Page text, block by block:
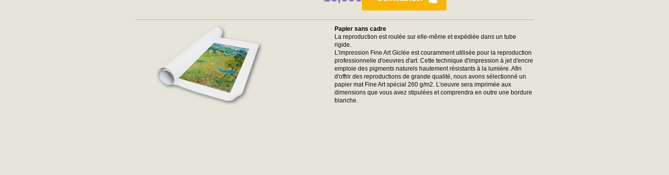
Papier sans cadre
La reproduction est roulée sur elle-même et expédiée dans un tube
rigide.
L'impression Fine Art Giclée est couramment utilisée pour la reproduction
professionnelle d'oeuvres d'art. Cette technique d'impression à jet d'encre
emploie des pigments naturels hautement résistants à la lumière. Afin
d'offrir des reproductions de grande qualité, nous avons sélectionné un
papier mat Fine Art spécial 260 g/m2. L'oeuvre sera imprimée aux
dimensions que vous avez stipulées et comprendra en outre une bordure
blanche.